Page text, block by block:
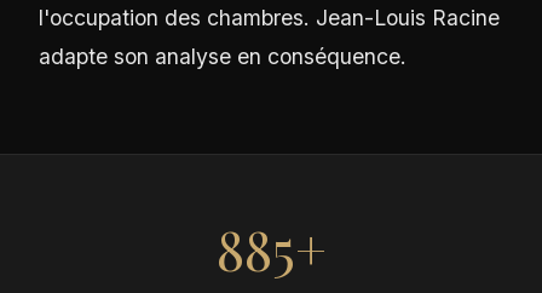
l'occupation des chambres. Jean-Louis Racine
adapte son analyse en conséquence.
885+